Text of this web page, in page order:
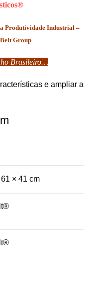
Produtividade Industrial –
Group
Brasileiro…
e ampliar a
× 41 cm